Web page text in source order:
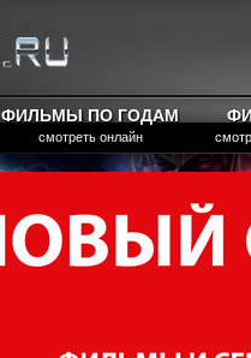
ФИЛЬМЫ ПО ГОДАМ
смотреть онлайн